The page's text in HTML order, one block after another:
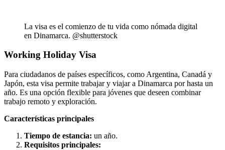
La visa es el comienzo de tu vida como nómada digital
en Dinamarca. @shutterstock
Working Holiday Visa
Para ciudadanos de países específicos, como Argentina, Canadá y
Japón, esta visa permite trabajar y viajar a Dinamarca por hasta un
año. Es una opción flexible para jóvenes que deseen combinar
trabajo remoto y exploración.
Características principales
Tiempo de estancia: un año.
Requisitos principales: